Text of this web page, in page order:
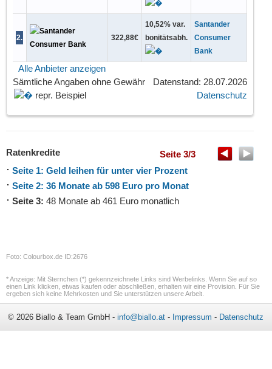
2. 322,88€
10,52% var.
bonitätsabh.
Santander
Consumer
Bank
Alle Anbieter anzeigen
Datenstand: 28.07.2026
Sämtliche Angaben ohne Gewähr
Datenschutz
repr. Beispiel
Seite 3/3
Ratenkredite
Seite 1: Geld leihen für unter vier Prozent
Seite 2: 36 Monate ab 598 Euro pro Monat
Seite 3: 48 Monate ab 461 Euro monatlich
Foto: Colourbox.de ID:2676
* Anzeige: Mit Sternchen (*) gekennzeichnete Links sind Werbelinks. Wenn Sie auf so
einen Link klicken, etwas kaufen oder abschließen, erhalten wir eine Provision. Für Sie
ergeben sich keine Mehrkosten und Sie unterstützen unsere Arbeit.
© 2026 Biallo & Team GmbH -info@biallo.at - Impressum - Datenschutz